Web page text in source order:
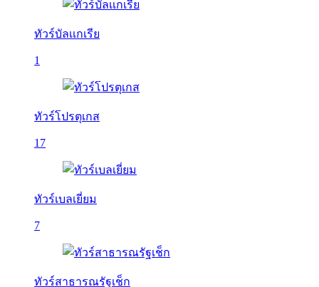
ทัวร์บัลเเกเรีย
1
ทัวร์โปรตุเกส
17
ทัวร์เบลเยี่ยม
7
ทัวร์สาธารณรัฐเช็ก